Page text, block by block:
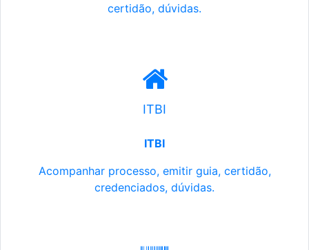
certidão, dúvidas.
ITBI
ITBI
Acompanhar processo, emitir guia, certidão,
credenciados, dúvidas.